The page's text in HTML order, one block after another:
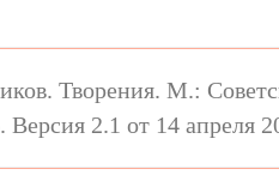
Творения. М.:
2.1 от 14 апреля